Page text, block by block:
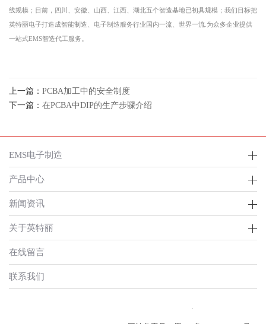
线规模；目前， 四川 、安徽、山西、 江西 、湖北五个智造基地已初具规模；我们目标把
英特丽电子打造成智能制造、电子制造服务行业国内一流、世界一流 .为众多企业提供
一站式EMS智造代工服务。
上一篇： PCBA加工中的安全制度
下一篇： 在PCBA中DIP的生产步骤介绍
EMS电子制造
产品中心
新闻资讯
关于英特丽
在线留言
联系我们